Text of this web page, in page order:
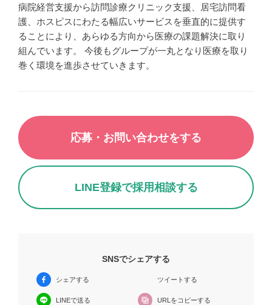
病院経営支援から訪問診療クリニック支援、居宅訪問看
護、ホスピスにわたる幅広いサービスを垂直的に提供す
ることにより、あらゆる方向から医療の課題解決に取り
組んでいます。 今後もグループが一丸となり医療を取り
巻く環境を進歩させていきます。
応募・お問い合わせをする
LINE登録で採用相談する
SNSでシェアする
シェアする ツイートする
LINEで送る URLをコピーする